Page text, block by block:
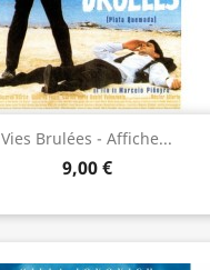
Vies Brulées - Affiche...
9,00 €